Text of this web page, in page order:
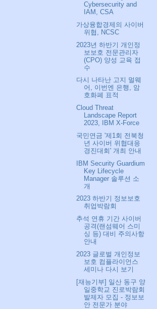
Cybersecurity and
IAM, CSA
가상융합경제의 사이버
위협, NCSC
2023년 하반기 개인정
보보호 전문관리자
(CPO) 양성 교육 접
수
다시 나타난 고지 멀웨
어, 이번엔 은행, 암
호화폐 표적
Cloud Threat
Landscape Report
2023, IBM X-Force
국민연금 '제1회 전북청
년 사이버 위협대응
경진대회' 개최 안내
IBM Security Guardium
Key Lifecycle
Manager 솔루션 소
개
2023 하반기 정보보호
취업박람회
추석 연휴 기간 사이버
공격(랜섬웨어 스미
싱 등) 대비 주의사항
안내
2023 글로벌 개인정보
보호 컴플라이언스
세미나 다시 보기
[재능기부] 일산 동구 양
일중학교 진로박람회
발제자 모집 - 정보보
안 전문가 분야